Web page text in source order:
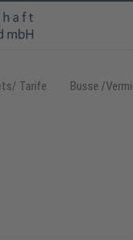
Tarife Busse /